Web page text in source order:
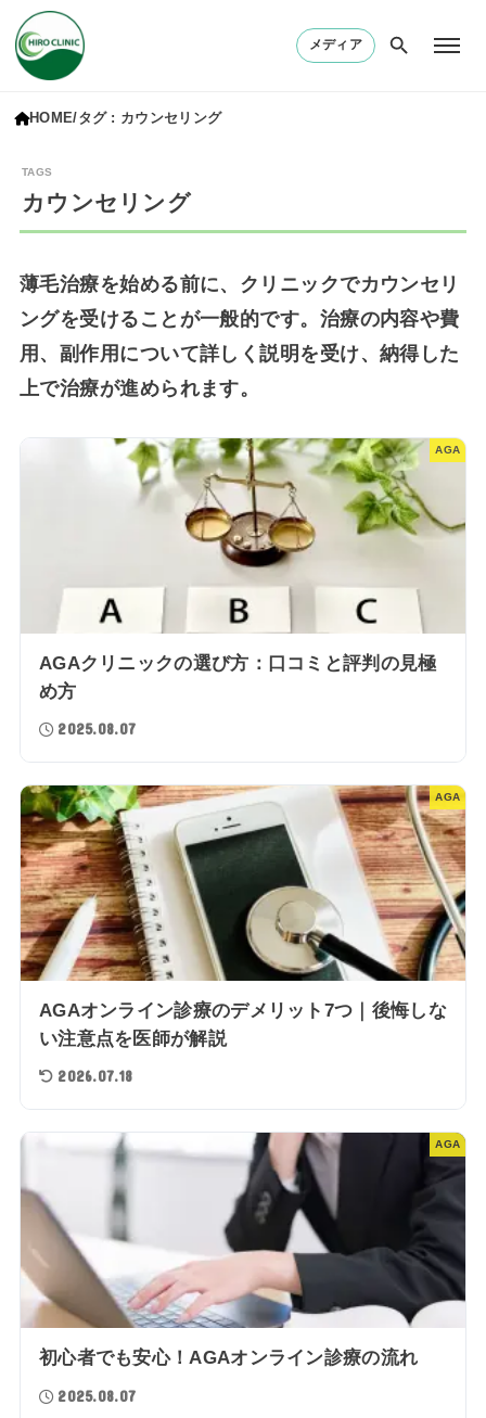
メディア
HOME タグ : カウンセリング
カウンセリング
薄毛治療を始める前に、クリニックでカウンセリ
ングを受けることが一般的です。治療の内容や費
用、副作用について詳しく説明を受け、納得した
上で治療が進められます。
AGA
AGAクリニックの選び方：口コミと評判の見極
め方
2025.08.07
AGA
AGAオンライン診療のデメリット7つ｜後悔しな
い注意点を医師が解説
2026.07.18
AGA
初心者でも安心！AGAオンライン診療の流れ
2025.08.07